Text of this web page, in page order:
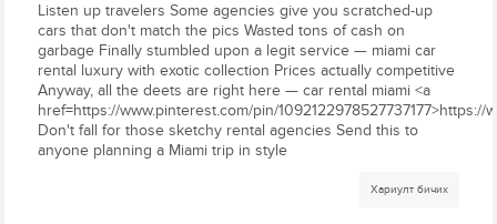
Listen up travelers Some agencies give you scratched-up
cars that don't match the pics Wasted tons of cash on
garbage Finally stumbled upon a legit service — miami car
rental luxury with exotic collection Prices actually competitive
Anyway, all the deets are right here — car rental miami <a
href=https://www.pinterest.com/pin/1092122978527737177>https://
Don't fall for those sketchy rental agencies Send this to
anyone planning a Miami trip in style
Хариулт бичих